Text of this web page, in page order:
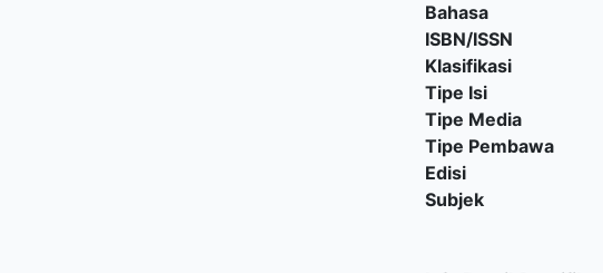
Bahasa
ISBN/ISSN
Klasifikasi
Tipe Isi
Tipe Media
Tipe Pembawa
Edisi
Subjek